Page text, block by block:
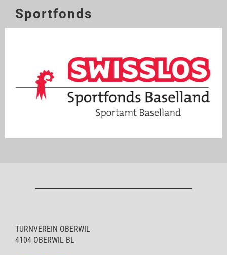
Sportfonds
TURNVEREIN OBERWIL
4104 OBERWIL BL